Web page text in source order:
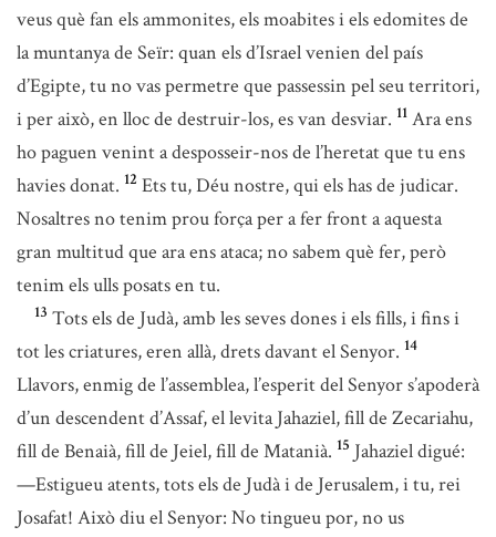
veus què fan els ammonites, els moabites i els edomites de
la muntanya de Seïr: quan els d’Israel venien del país
d’Egipte, tu no vas permetre que passessin pel seu territori,
i per això, en lloc de destruir-los, es van desviar. 11 Ara ens
ho paguen venint a desposseir-nos de l’heretat que tu ens
havies donat. 12 Ets tu, Déu nostre, qui els has de judicar.
Nosaltres no tenim prou força per a fer front a aquesta
gran multitud que ara ens ataca; no sabem què fer, però
tenim els ulls posats en tu.
13 Tots els de Judà, amb les seves dones i els fills, i fins i
tot les criatures, eren allà, drets davant el Senyor. 14
Llavors, enmig de l’assemblea, l’esperit del Senyor s’apoderà
d’un descendent d’Assaf, el levita Jahaziel, fill de Zecariahu,
fill de Benaià, fill de Jeiel, fill de Matanià. 15 Jahaziel digué:
—Estigueu atents, tots els de Judà i de Jerusalem, i tu, rei
Josafat! Això diu el Senyor: No tingueu por, no us